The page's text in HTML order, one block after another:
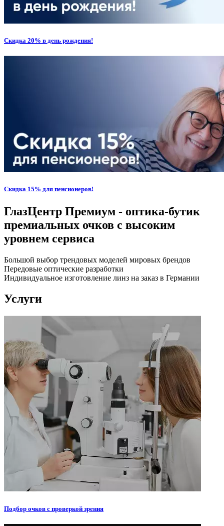
Cкидка 20% в день рождения!
Скидка 15% для пенсионеров!
ГлазЦентр Премиум - оптика-бутик
премиальных очков с высоким
уровнем сервиса
Большой выбор трендовых моделей мировых брендов
Передовые оптические разработки
Индивидуальное изготовление линз на заказ в Германии
Услуги
Подбор очков с проверкой зрения